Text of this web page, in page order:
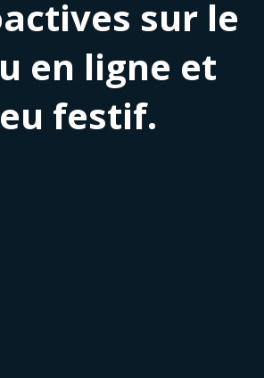
sur le
en ligne et
festif.